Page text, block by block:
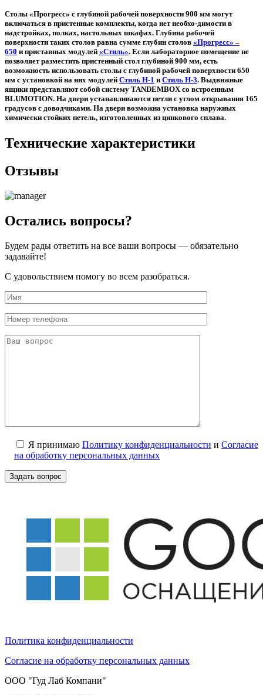
Столы «Прогресс» с глубиной рабочей поверхности 900 мм могут
включаться в пристенные комплекты, когда нет необхо-димости в
надстройках, полках, настольных шкафах. Глубина рабочей
поверхности таких столов равна сумме глубин столов «Прогресс» –
650 и приставных модулей «Стиль». Если лабораторное помещение не
позволяет разместить пристенный стол глубиной 900 мм, есть
возможность использовать столы с глубиной рабочей поверхности 650
мм с установкой на них модулей Стиль Н-1 и Стиль Н-3. Выдвижные
ящики представляют собой систему TANDEMBOX со встроенным
BLUMOTION. На двери устанавливаются петли с углом открывания 165
градусов с доводчиками. На двери возможна установка наружных
химически стойких петель, изготовленных из цинкового сплава.
Технические характеристики
Отзывы
Остались вопросы?
Будем рады ответить на все ваши вопросы — обязательно
задавайте!
С удовольствием помогу во всем разобраться.
Я принимаю Политику конфиденциальности и Согласие
на обработку персональных данных
Политика конфиденциальности
Согласие на обработку персональных данных
ООО "Гуд Лаб Компани"